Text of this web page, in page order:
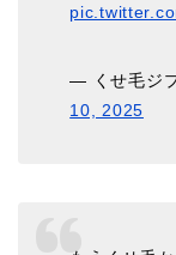
— くせ毛ジ
10, 2025